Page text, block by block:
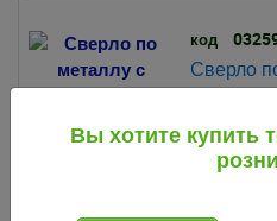
код
Сверло
Вы хотите купить